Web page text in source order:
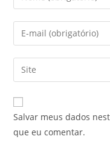
Salvar meus dados
que eu comentar.